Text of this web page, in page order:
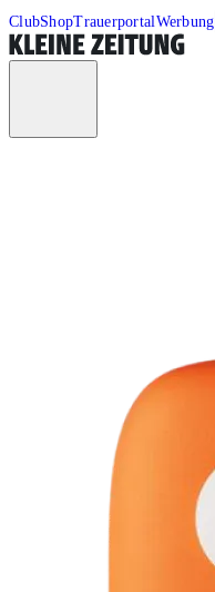
ClubShopTrauerportalWerbung